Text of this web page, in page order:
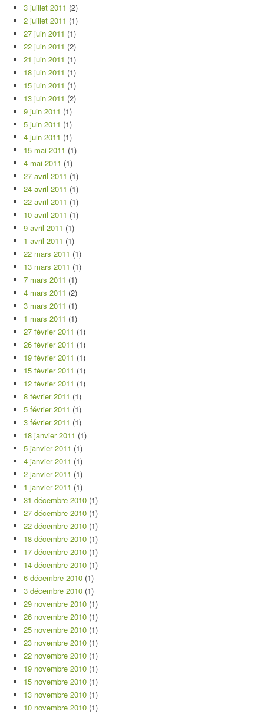
3 juillet 2011 (2)
2 juillet 2011 (1)
27 juin 2011 (1)
22 juin 2011 (2)
21 juin 2011 (1)
18 juin 2011 (1)
15 juin 2011 (1)
13 juin 2011 (2)
9 juin 2011 (1)
5 juin 2011 (1)
4 juin 2011 (1)
15 mai 2011 (1)
4 mai 2011 (1)
27 avril 2011 (1)
24 avril 2011 (1)
22 avril 2011 (1)
10 avril 2011 (1)
9 avril 2011 (1)
1 avril 2011 (1)
22 mars 2011 (1)
13 mars 2011 (1)
7 mars 2011 (1)
4 mars 2011 (2)
3 mars 2011 (1)
1 mars 2011 (1)
27 février 2011 (1)
26 février 2011 (1)
19 février 2011 (1)
15 février 2011 (1)
12 février 2011 (1)
8 février 2011 (1)
5 février 2011 (1)
3 février 2011 (1)
18 janvier 2011 (1)
5 janvier 2011 (1)
4 janvier 2011 (1)
2 janvier 2011 (1)
1 janvier 2011 (1)
31 décembre 2010 (1)
27 décembre 2010 (1)
22 décembre 2010 (1)
18 décembre 2010 (1)
17 décembre 2010 (1)
14 décembre 2010 (1)
6 décembre 2010 (1)
3 décembre 2010 (1)
29 novembre 2010 (1)
26 novembre 2010 (1)
25 novembre 2010 (1)
23 novembre 2010 (1)
22 novembre 2010 (1)
19 novembre 2010 (1)
15 novembre 2010 (1)
13 novembre 2010 (1)
10 novembre 2010 (1)